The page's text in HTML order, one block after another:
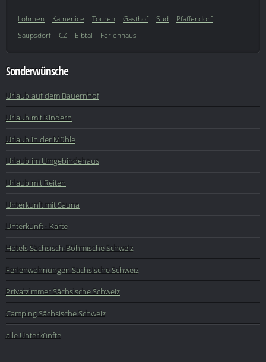
Lohmen Kamenice Touren Gasthof Süd
Pfaffendorf
Saupsdorf
CZ Elbtal Ferienhaus
Sonderwünsche
Urlaub auf dem Bauernhof
Urlaub mit Kindern
Urlaub in der Mühle
Urlaub im Umgebindehaus
Urlaub mit Reiten
Unterkunft mit Sauna
Unterkunft - Karte
Hotels Sächsisch-Böhmische Schweiz
Ferienwohnungen Sächsische Schweiz
Privatzimmer Sächsische Schweiz
Camping Sächsische Schweiz
alle Unterkünfte